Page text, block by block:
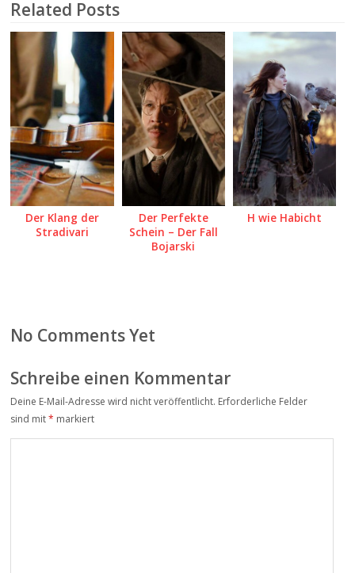
Related Posts
Der Klang der
Stradivari
Der Perfekte
Schein – Der Fall
Bojarski
H wie Habicht
No Comments Yet
Schreibe einen Kommentar
Deine E-Mail-Adresse wird nicht veröffentlicht. Erforderliche Felder
sind mit* markiert